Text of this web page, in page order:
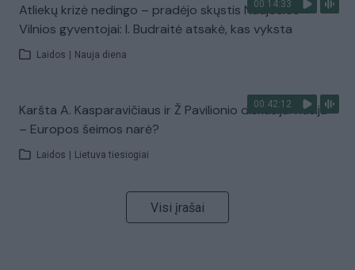
00:14:33
Atliekų krizė nedingo – pradėjo skųstis Naujosios
Vilnios gyventojai: I. Budraitė atsakė, kas vyksta
Laidos Nauja diena
00:42:12
Karšta A. Kasparavičiaus ir Ž Pavilionio diskusija: Rusija
– Europos šeimos narė?
Laidos Lietuva tiesiogiai
Visi įrašai